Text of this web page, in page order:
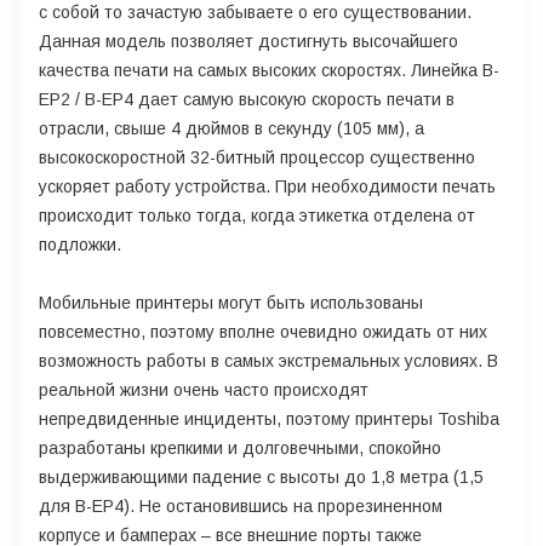
с собой то зачастую забываете о его существовании.
Данная модель позволяет достигнуть высочайшего
качества печати на самых высоких скоростях. Линейка B-
EP2 / B-EP4 дает самую высокую скорость печати в
отрасли, свыше 4 дюймов в секунду (105 мм), а
высокоскоростной 32-битный процессор существенно
ускоряет работу устройства. При необходимости печать
происходит только тогда, когда этикетка отделена от
подложки.
Мобильныe принтеры могут быть использованы
повсеместно, поэтому вполне очевидно ожидать от них
возможность работы в самых экстремальных условиях. В
реальной жизни очень часто происходят
непредвиденные инциденты, поэтому принтеры Toshiba
разработаны крепкими и долговечными, спокойно
выдерживающими падение с высоты до 1,8 метра (1,5
для B-EP4). Не остановившись на прорезиненном
корпусе и бамперах – все внешние порты также